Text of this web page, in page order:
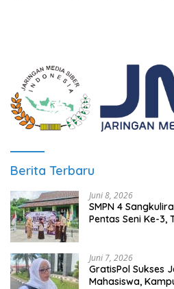
Berita Terbaru
Juni 8, 2026
SMPN 4
Pentas Seni Ke-3,
Juni 7, 2026
GratisPol Sukses
Mahasiswa,